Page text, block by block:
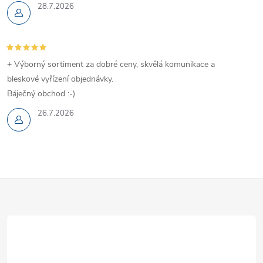
28.7.2026
26.7.2026
+ Výborný sortiment za dobré ceny, skvělá komunikace a
bleskové vyřízení objednávky.
Báječný obchod :-)